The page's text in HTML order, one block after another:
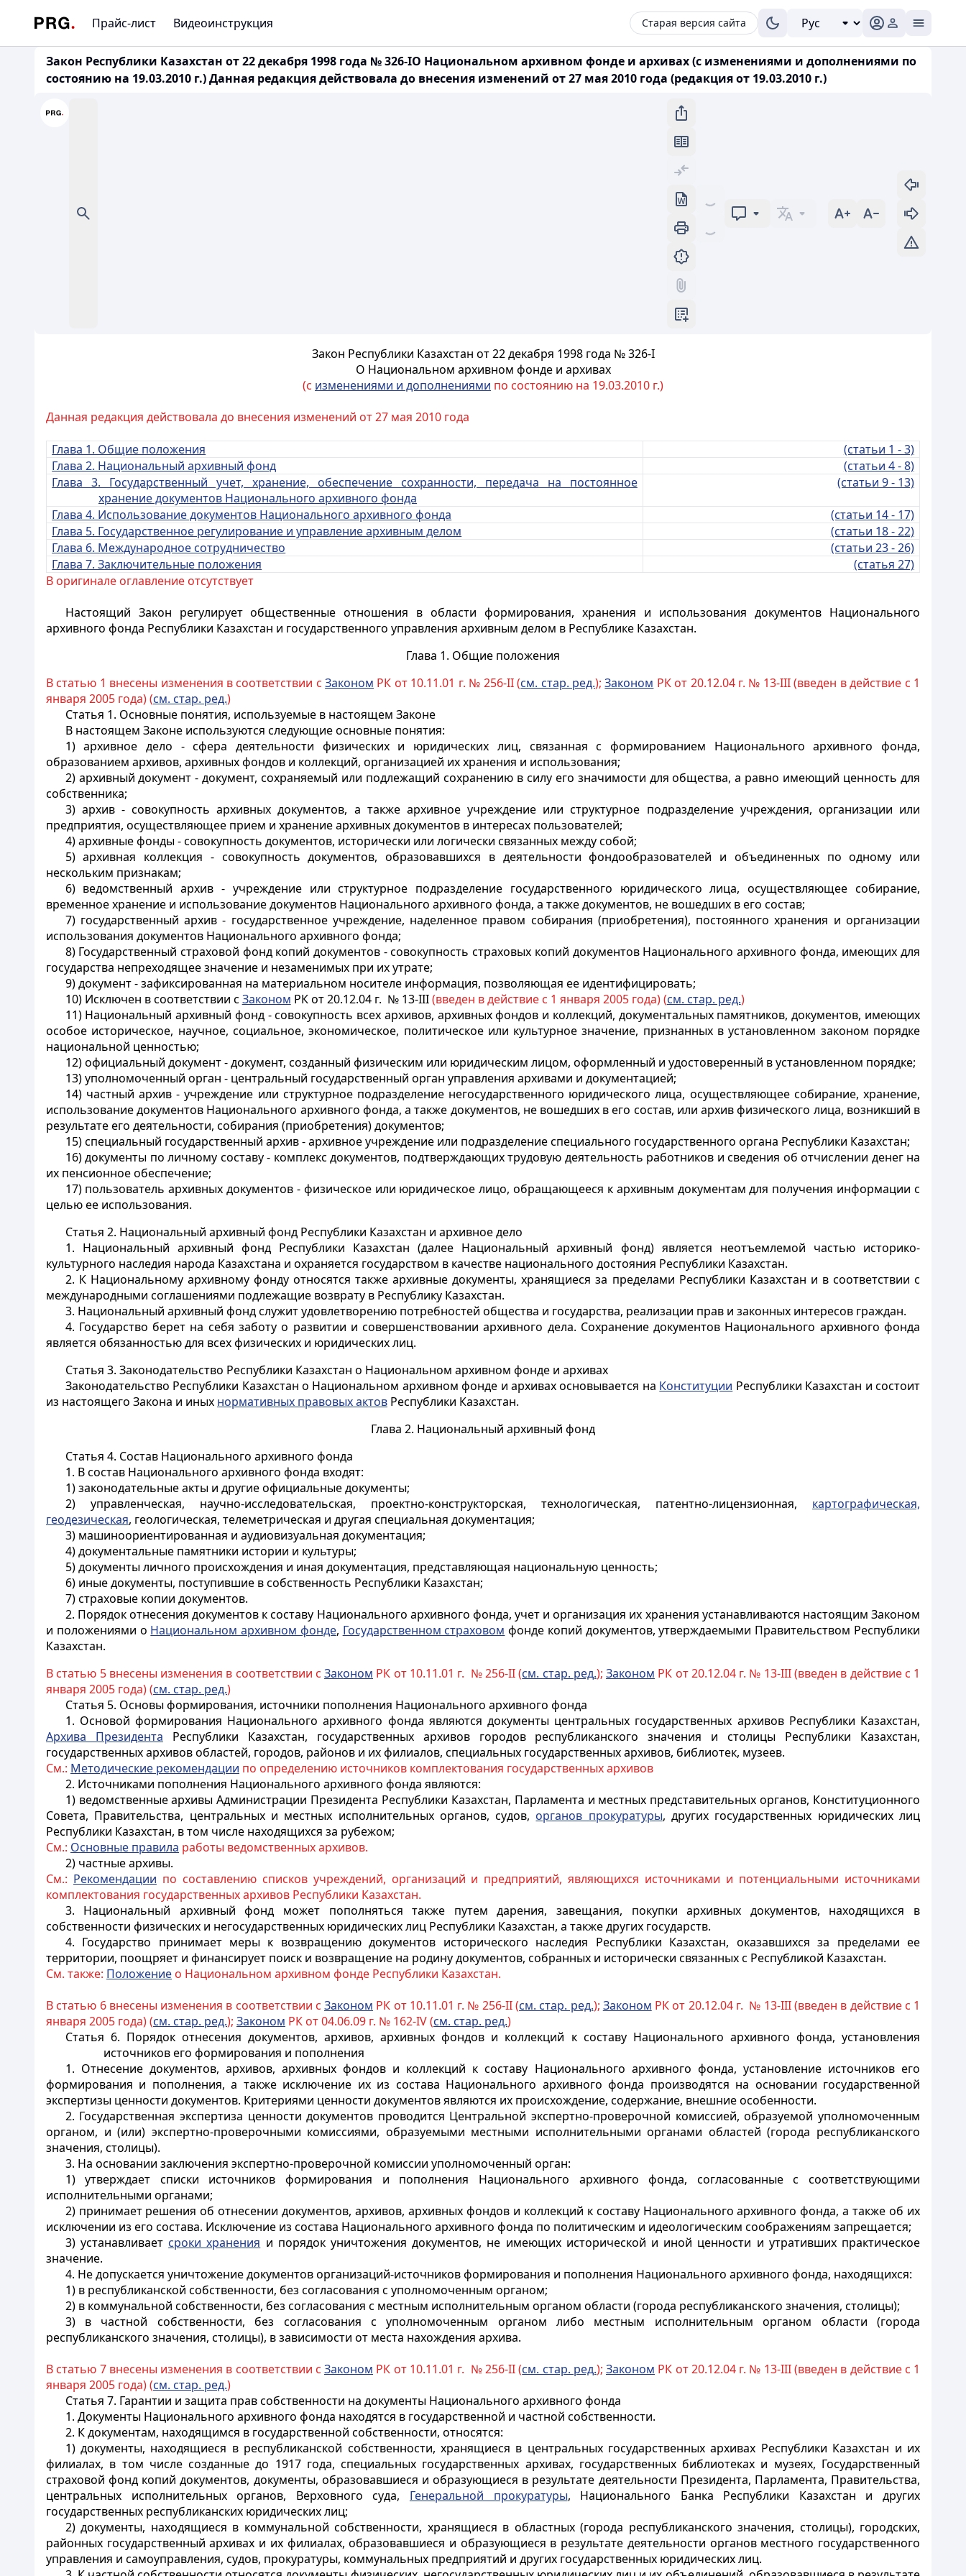
Прайс-лист Видеоинструкция Старая версия сайта
Закон Республики Казахстан от 22 декабря 1998 года № 326-IО Национальном архивном фонде и архивах (с изменениями и дополнениями по
состоянию на 19.03.2010 г.) Данная редакция действовала до внесения изменений от 27 мая 2010 года (редакция от 19.03.2010 г.)
Закон Республики Казахстан от 22 декабря 1998 года № 326-I
О Национальном архивном фонде и архивах
(с изменениями и дополнениями по состоянию на 19.03.2010 г.)
Данная редакция действовала до внесения изменений от 27 мая 2010 года
Глава 1. Общие положения
(статьи 1 - 3)
Глава 2. Национальный архивный фонд
(статьи 4 - 8)
Глава 3. Государственный учет, хранение, обеспечение сохранности, передача на постоянное
хранение документов Национального архивного фонда
(статьи 9 - 13)
Глава 4. Использование документов Национального архивного фонда
(статьи 14 - 17)
Глава 5. Государственное регулирование и управление архивным делом
(статьи 18 - 22)
Глава 6. Международное сотрудничество
(статьи 23 - 26)
Глава 7. Заключительные положения
(статья 27)
В оригинале оглавление отсутствует
Настоящий Закон регулирует общественные отношения в области формирования, хранения и использования документов Национального
архивного фонда Республики Казахстан и государственного управления архивным делом в Республике Казахстан.
Глава 1. Общие положения
В статью 1 внесены изменения в соответствии сЗаконом РК от 10.11.01 г. № 256-II (см. стар. ред.);Законом РК от 20.12.04 г. № 13-III (введен в действие с 1
января 2005 года) (см. стар. ред.)
Статья 1. Основные понятия, используемые в настоящем Законе
В настоящем Законе используются следующие основные понятия:
1) архивное дело - сфера деятельности физических и юридических лиц, связанная с формированием Национального архивного фонда,
образованием архивов, архивных фондов и коллекций, организацией их хранения и использования;
2) архивный документ - документ, сохраняемый или подлежащий сохранению в силу его значимости для общества, а равно имеющий ценность для
собственника;
3) архив - совокупность архивных документов, а также архивное учреждение или структурное подразделение учреждения, организации или
предприятия, осуществляющее прием и хранение архивных документов в интересах пользователей;
4) архивные фонды - совокупность документов, исторически или логически связанных между собой;
5) архивная коллекция - совокупность документов, образовавшихся в деятельности фондообразователей и объединенных по одному или
нескольким признакам;
6) ведомственный архив - учреждение или структурное подразделение государственного юридического лица, осуществляющее собирание,
временное хранение и использование документов Национального архивного фонда, а также документов, не вошедших в его состав;
7) государственный архив - государственное учреждение, наделенное правом собирания (приобретения), постоянного хранения и организации
использования документов Национального архивного фонда;
8) Государственный страховой фонд копий документов - совокупность страховых копий документов Национального архивного фонда, имеющих для
государства непреходящее значение и незаменимых при их утрате;
9) документ - зафиксированная на материальном носителе информация, позволяющая ее идентифицировать;
10) Исключен в соответствии с Законом РК от 20.12.04 г. № 13-III(введен в действие с 1 января 2005 года) (см. стар. ред.)
11) Национальный архивный фонд - совокупность всех архивов, архивных фондов и коллекций, документальных памятников, документов, имеющих
особое историческое, научное, социальное, экономическое, политическое или культурное значение, признанных в установленном законом порядке
национальной ценностью;
12) официальный документ - документ, созданный физическим или юридическим лицом, оформленный и удостоверенный в установленном порядке;
13) уполномоченный орган - центральный государственный орган управления архивами и документацией;
14) частный архив - учреждение или структурное подразделение негосударственного юридического лица, осуществляющее собирание, хранение,
использование документов Национального архивного фонда, а также документов, не вошедших в его состав, или архив физического лица, возникший в
результате его деятельности, собирания (приобретения) документов;
15) специальный государственный архив - архивное учреждение или подразделение специального государственного органа Республики Казахстан;
16) документы по личному составу - комплекс документов, подтверждающих трудовую деятельность работников и сведения об отчислении денег на
их пенсионное обеспечение;
17) пользователь архивных документов - физическое или юридическое лицо, обращающееся к архивным документам для получения информации с
целью ее использования.
Статья 2. Национальный архивный фонд Республики Казахстан и архивное дело
1. Национальный архивный фонд Республики Казахстан (далее Национальный архивный фонд) является неотъемлемой частью историко-
культурного наследия народа Казахстана и охраняется государством в качестве национального достояния Республики Казахстан.
2. К Национальному архивному фонду относятся также архивные документы, хранящиеся за пределами Республики Казахстан и в соответствии с
международными соглашениями подлежащие возврату в Республику Казахстан.
3. Национальный архивный фонд служит удовлетворению потребностей общества и государства, реализации прав и законных интересов граждан.
4. Государство берет на себя заботу о развитии и совершенствовании архивного дела. Сохранение документов Национального архивного фонда
является обязанностью для всех физических и юридических лиц.
Статья 3. Законодательство Республики Казахстан о Национальном архивном фонде и архивах
Законодательство Республики Казахстан о Национальном архивном фонде и архивах основывается на Конституции Республики Казахстан и состоит
из настоящего Закона и иных нормативных правовых актов Республики Казахстан.
Глава 2. Национальный архивный фонд
Статья 4. Состав Национального архивного фонда
1. В состав Национального архивного фонда входят:
1) законодательные акты и другие официальные документы;
2) управленческая, научно-исследовательская, проектно-конструкторская, технологическая, патентно-лицензионная, картографическая,
геодезическая, геологическая, телеметрическая и другая специальная документация;
3) машиноориентированная и аудиовизуальная документация;
4) документальные памятники истории и культуры;
5) документы личного происхождения и иная документация, представляющая национальную ценность;
6) иные документы, поступившие в собственность Республики Казахстан;
7) страховые копии документов.
2. Порядок отнесения документов к составу Национального архивного фонда, учет и организация их хранения устанавливаются настоящим Законом
и положениями о Национальном архивном фонде, Государственном страховом фонде копий документов, утверждаемыми Правительством Республики
Казахстан.
В статью 5 внесены изменения в соответствии с Законом РК от 10.11.01 г. № 256-II (см. стар. ред.); Законом РК от 20.12.04 г. № 13-III (введен в действие с 1
января 2005 года) (см. стар. ред.)
Статья 5. Основы формирования, источники пополнения Национального архивного фонда
1. Основой формирования Национального архивного фонда являются документы центральных государственных архивов Республики Казахстан,
Архива Президента Республики Казахстан, государственных архивов городов республиканского значения и столицы Республики Казахстан,
государственных архивов областей, городов, районов и их филиалов, специальных государственных архивов, библиотек, музеев.
См.: Методические рекомендации по определению источников комплектования государственных архивов
2. Источниками пополнения Национального архивного фонда являются:
1) ведомственные архивы Администрации Президента Республики Казахстан, Парламента и местных представительных органов, Конституционного
Совета, Правительства, центральных и местных исполнительных органов, судов, органов прокуратуры, других государственных юридических лиц
Республики Казахстан, в том числе находящихся за рубежом;
См.: Основные правила работы ведомственных архивов.
2) частные архивы.
См.: Рекомендации по составлению списков учреждений, организаций и предприятий, являющихся источниками и потенциальными источниками
комплектования государственных архивов Республики Казахстан.
3. Национальный архивный фонд может пополняться также путем дарения, завещания, покупки архивных документов, находящихся в
собственности физических и негосударственных юридических лиц Республики Казахстан, а также других государств.
4. Государство принимает меры к возвращению документов исторического наследия Республики Казахстан, оказавшихся за пределами ее
территории, поощряет и финансирует поиск и возвращение на родину документов, собранных и исторически связанных с Республикой Казахстан.
См. также: Положение о Национальном архивном фонде Республики Казахстан.
В статью 6 внесены изменения в соответствии с Законом РК от 10.11.01 г. № 256-II (см. стар. ред.); Законом РК от 20.12.04 г. № 13-III (введен в действие с 1
января 2005 года) (см. стар. ред.); Законом РК от 04.06.09 г. № 162-IV (см. стар. ред.)
Статья 6. Порядок отнесения документов, архивов, архивных фондов и коллекций к составу Национального архивного фонда, установления
источников его формирования и пополнения
1. Отнесение документов, архивов, архивных фондов и коллекций к составу Национального архивного фонда, установление источников его
формирования и пополнения, а также исключение их из состава Национального архивного фонда производятся на основании государственной
экспертизы ценности документов. Критериями ценности документов являются их происхождение, содержание, внешние особенности.
2. Государственная экспертиза ценности документов проводится Центральной экспертно-проверочной комиссией, образуемой уполномоченным
органом, и (или) экспертно-проверочными комиссиями, образуемыми местными исполнительными органами областей (города республиканского
значения, столицы).
3. На основании заключения экспертно-проверочной комиссии уполномоченный орган:
1) утверждает списки источников формирования и пополнения Национального архивного фонда, согласованные с соответствующими
исполнительными органами;
2) принимает решения об отнесениидокументов,архивов, архивных фондов и коллекций к составу Национального архивного фонда, а также об их
исключении из его состава. Исключение из состава Национального архивного фонда по политическим и идеологическим соображениям запрещается;
3) устанавливает сроки хранения и порядок уничтожения документов, не имеющих исторической и иной ценности и утративших практическое
значение.
4. Не допускается уничтожение документов организаций-источников формирования и пополнения Национального архивного фонда, находящихся:
1) в республиканской собственности, без согласования с уполномоченным органом;
2) в коммунальной собственности, без согласования с местным исполнительным органом области (города республиканского значения, столицы);
3) в частной собственности, без согласования с уполномоченным органом либо местным исполнительным органом области (города
республиканского значения, столицы), в зависимости от места нахождения архива.
В статью 7 внесены изменения в соответствии с Законом РК от 10.11.01 г. № 256-II (см. стар. ред.); Законом РК от 20.12.04 г. № 13-III (введен в действие с 1
января 2005 года) (см. стар. ред.)
Статья 7. Гарантии и защита прав собственности на документы Национального архивного фонда
1. Документы Национального архивного фонда находятся в государственной и частной собственности.
2. К документам, находящимся в государственной собственности, относятся:
1) документы, находящиеся в республиканской собственности, хранящиеся в центральных государственных архивах Республики Казахстан и их
филиалах, в том числе созданные до 1917 года, специальных государственных архивах, государственных библиотеках и музеях, Государственный
страховой фонд копий документов, документы, образовавшиеся и образующиеся в результате деятельности Президента, Парламента, Правительства,
центральных исполнительных органов, Верховного суда, Генеральной прокуратуры, Национального Банка Республики Казахстан и других
государственных республиканских юридических лиц;
2) документы, находящиеся в коммунальной собственности, хранящиеся в областных (города республиканского значения, столицы), городских,
районных государственный архивах и их филиалах, образовавшиеся и образующиеся в результате деятельности органов местного государственного
управления и самоуправления, судов, прокуратуры, коммунальных предприятий и других государственных юридических лиц.